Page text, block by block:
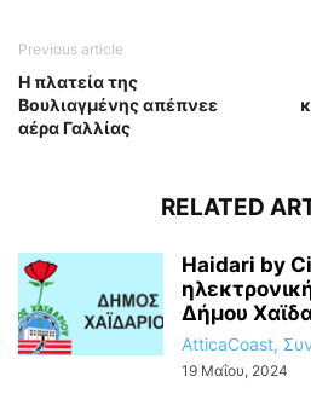
Previous article
Η πλατεία της
Βουλιαγμένης απέπνεε
αέρα Γαλλίας
RELATED
Haidari by
Δήμου
AtticaCoast,
19 Μαΐου, 2024